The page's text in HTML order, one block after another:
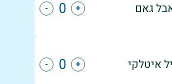
גאם +
-
איטלקי +
-